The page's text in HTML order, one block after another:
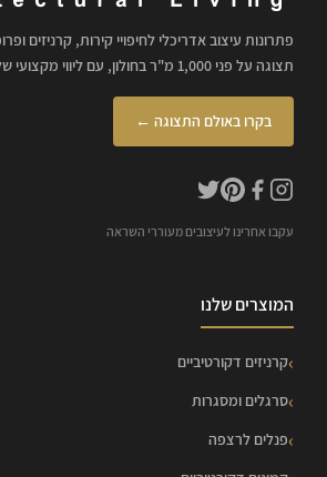
פתרונות עיצוב אדריכלי לחיפויי קירות, קרניזים
תצוגה על פני 1,000 מ"ר בחולון, עם ליווי מקצועי של מעצבי פנים.
בקרו באולם התצוגה ←
עקבו אחרינו לעיצובים מעוררי השראה
המוצרים שלנו
קרניזים דקורטיביים
סרגלים ומסגרות
פנלים לרצפה